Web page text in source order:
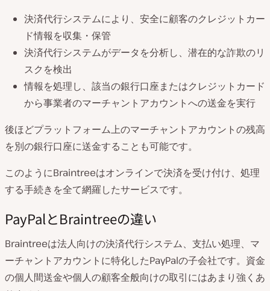
決済代行システムにより、安全に顧客のクレジットカー
ド情報を収集・保管
決済代行システムがデータを分析し、潜在的な詐欺のリ
スクを検出
情報を処理し、該当の銀行口座またはクレジットカード
から事業者のマーチャントアカウントへの送金を実行
後ほどプラットフォーム上のマーチャントアカウントの残高
を別の銀行口座に送金することも可能です。
このようにBraintreeはオンラインで決済を受け付け、処理
する手続きを全て網羅したサービスです。
PayPalとBraintreeの違い
Braintreeは法人向けの決済代行システム、支払い処理、マ
ーチャントアカウントに特化したPayPalの子会社です。資金
の個人間送金や個人の顧客全般向けの取引にはあまり強くあ